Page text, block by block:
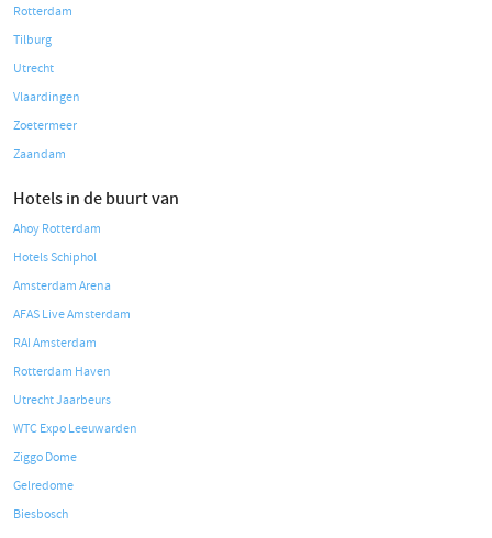
Rotterdam
Tilburg
Utrecht
Vlaardingen
Zoetermeer
Zaandam
Hotels in de buurt van
Ahoy Rotterdam
Hotels Schiphol
Amsterdam Arena
AFAS Live Amsterdam
RAI Amsterdam
Rotterdam Haven
Utrecht Jaarbeurs
WTC Expo Leeuwarden
Ziggo Dome
Gelredome
Biesbosch